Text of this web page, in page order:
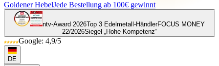
Goldener HebelJede Bestellung ab 100€ gewinnt
ntv-Award 2026Top 3 Edelmetall-HändlerFOCUS MONEY
22/2026Siegel „Hohe Kompetenz“
Google: 4,9/5
DE